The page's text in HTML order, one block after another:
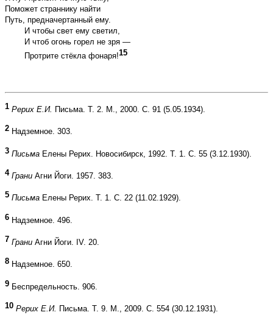
Поможет страннику найти
Путь, предначертанный ему.
И чтобы свет ему светил,
И чтоб огонь горел не зря —
Протрите стёкла фонаря!15
1 Рерих Е.И. Письма. Т. 2. М., 2000. С. 91 (5.05.1934).
2 Надземное. 303.
3 Письма Елены Рерих. Новосибирск, 1992. Т. 1. С. 55 (3.12.1930).
4 Грани Агни Йоги. 1957. 383.
5 Письма Елены Рерих. Т. 1. С. 22 (11.02.1929).
6 Надземное. 496.
7 Грани Агни Йоги. IV. 20.
8 Надземное. 650.
9 Беспредельность. 906.
10 Рерих Е.И. Письма. Т. 9. М., 2009. С. 554 (30.12.1931).